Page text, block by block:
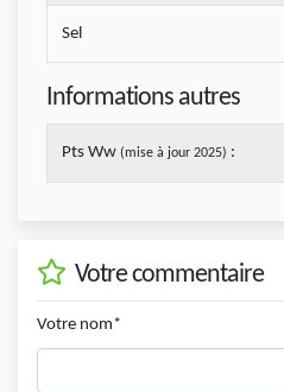
Sel
Informations autres
Pts Ww (mise à jour 2025) :
Votre commentaire
Votre nom*